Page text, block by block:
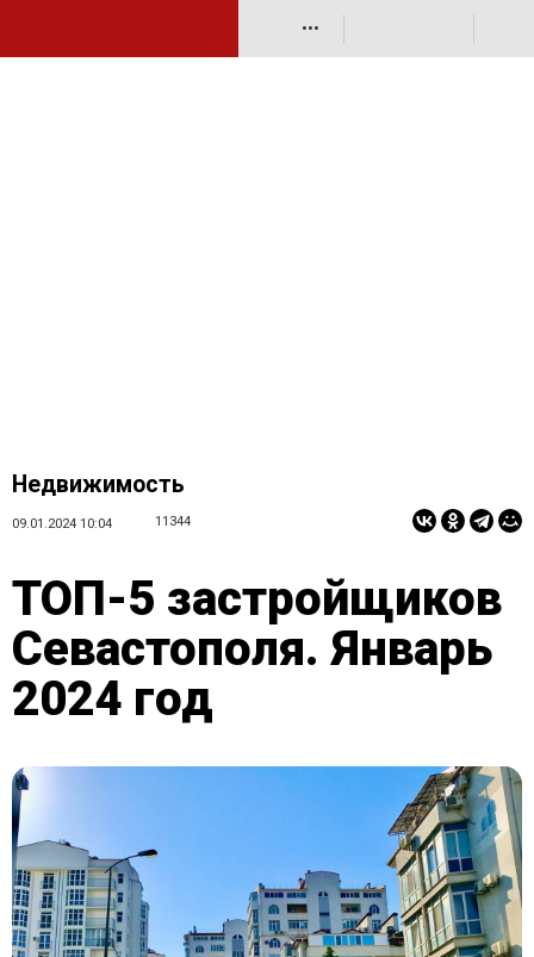
•••
Недвижимость
09.01.2024 10:04 11344
ТОП-5 застройщиков
Севастополя. Январь
2024 год